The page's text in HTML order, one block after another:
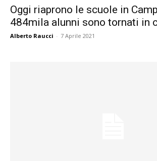
Oggi riaprono le scuole in
484mila alunni sono tornati in
Alberto Raucci - 7 Aprile 2021